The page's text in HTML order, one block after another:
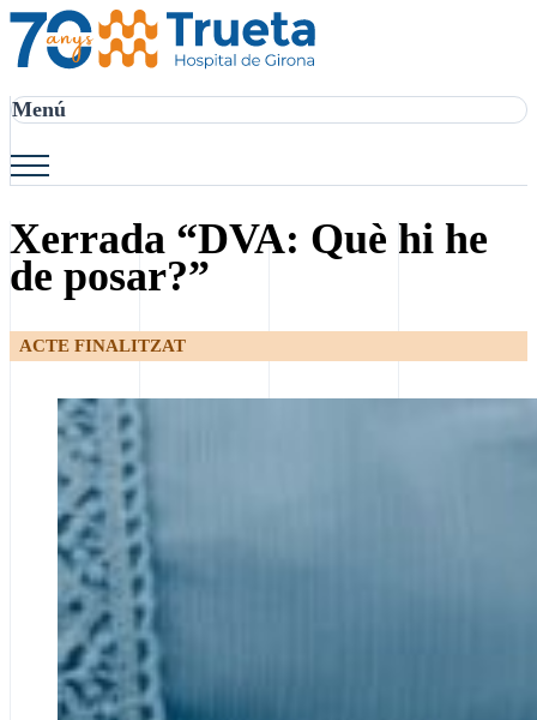
Menú
Xerrada “DVA: Què hi he
de posar?”
ACTE FINALITZAT